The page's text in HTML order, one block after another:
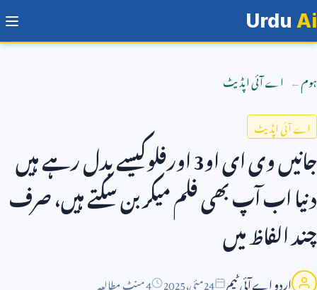
Urdu Ai
ہوم اے آئی اپڈیٹ
اے آئی اپڈیٹ
جانیں وی ای او3اورفلوکیسے بدل رہے ہیں
دنیا اب آپ بھی فلم میکر بن سکتے ہیں، صرف
چند الفاظ میں
اردو اے آئی ٹیم 24مئی،2025 4 منٹ مطالعہ